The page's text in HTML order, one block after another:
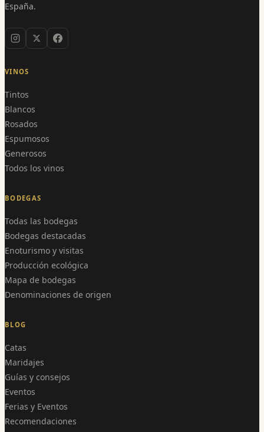
España.
VINOS
Tintos
Blancos
Rosados
Espumosos
Generosos
Todos los vinos
BODEGAS
Todas las bodegas
Bodegas destacadas
Enoturismo y visitas
Producción ecológica
Mapa de bodegas
Denominaciones de origen
BLOG
Catas
Maridajes
Guías y consejos
Eventos
Ferias y Eventos
Recomendaciones